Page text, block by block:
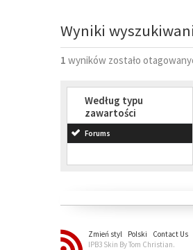
Wyniki
1 wyników zostało
Według typu
zawartości
Forums
Zmień styl Polski Contact Us
IPB3 Skin By Tom Christian.